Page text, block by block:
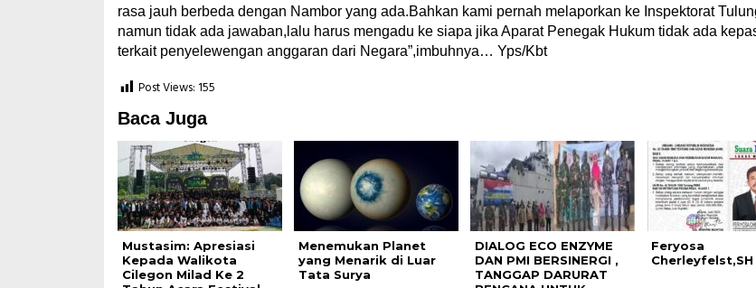
rasa jauh berbeda dengan Nambor yang ada.Bahkan kami pernah melaporkan ke Inspektorat
namun tidak ada jawaban,lalu harus mengadu ke siapa jika Aparat Penegak Hukum tidak ada
terkait penyelewengan anggaran dari Negara”,imbuhnya… Yps/Kbt
Post Views: 155
Baca Juga
Mustasim: Apresiasi
Kepada Walikota
Cilegon Milad Ke 2
Menemukan Planet
yang Menarik di Luar
Tata Surya
DIALOG ECO ENZYME
DAN PMI BERSINERGI ,
TANGGAP DARURAT
Feryosa
Cherleyfelst,SH